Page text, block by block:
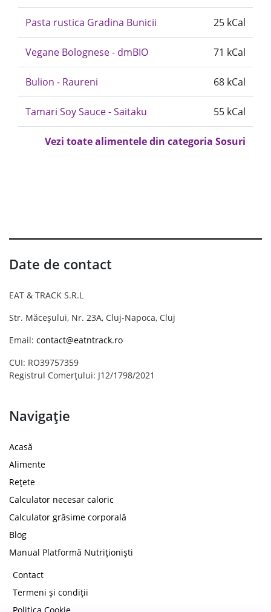
Pasta rustica Gradina Bunicii 25 kCal
Vegane Bolognese - dmBIO 71 kCal
Bulion - Raureni 68 kCal
Tamari Soy Sauce - Saitaku 55 kCal
Vezi toate alimentele din categoria Sosuri
Date de contact
EAT & TRACK S.R.L
Str. Măceșului, Nr. 23A, Cluj-Napoca, Cluj
Email: contact@eatntrack.ro
CUI: RO39757359
Registrul Comerțului: J12/1798/2021
Navigație
Acasă
Alimente
Rețete
Calculator necesar caloric
Calculator grăsime corporală
Blog
Manual Platformă Nutriționiști
Contact
Termeni și condiții